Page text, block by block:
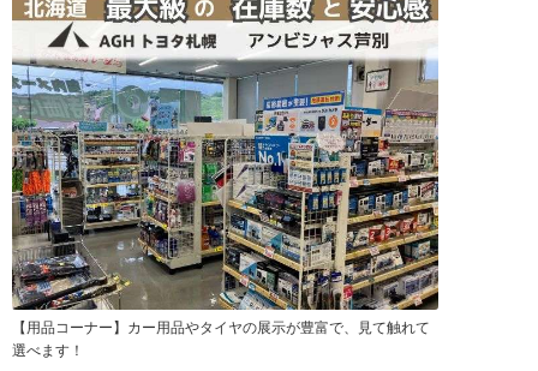
【用品コーナー】カー用品やタイヤの展示が豊富で、見て触れて
選べます！